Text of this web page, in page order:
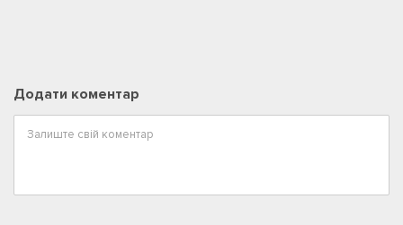
Додати коментар